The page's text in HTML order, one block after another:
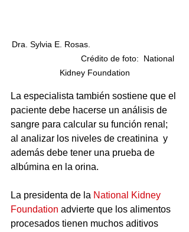
Dra. Sylvia E. Rosas.
                             Crédito de foto:  National
Kidney Foundation
La especialista también sostiene que el
paciente debe hacerse un análisis de
sangre para calcular su función renal;
al analizar los niveles de creatinina  y
además debe tener una prueba de
albúmina en la orina.
La presidenta de la National Kidney
Foundation advierte que los alimentos
procesados tienen muchos aditivos